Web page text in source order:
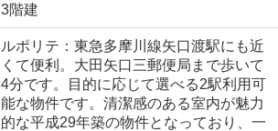
3階建
ルポリテ：東急多摩川線矢口渡駅にも近
くて便利。大田矢口三郵便局まで歩いて
4分です。目的に応じて選べる2駅利用可
能な物件です。清潔感のある室内が魅力
的な平成29年築の物件となっており、一